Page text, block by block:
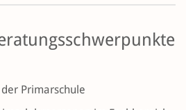
Primarschule